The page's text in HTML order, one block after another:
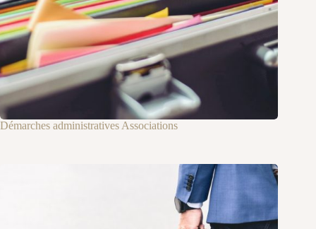
Démarches administratives Associations